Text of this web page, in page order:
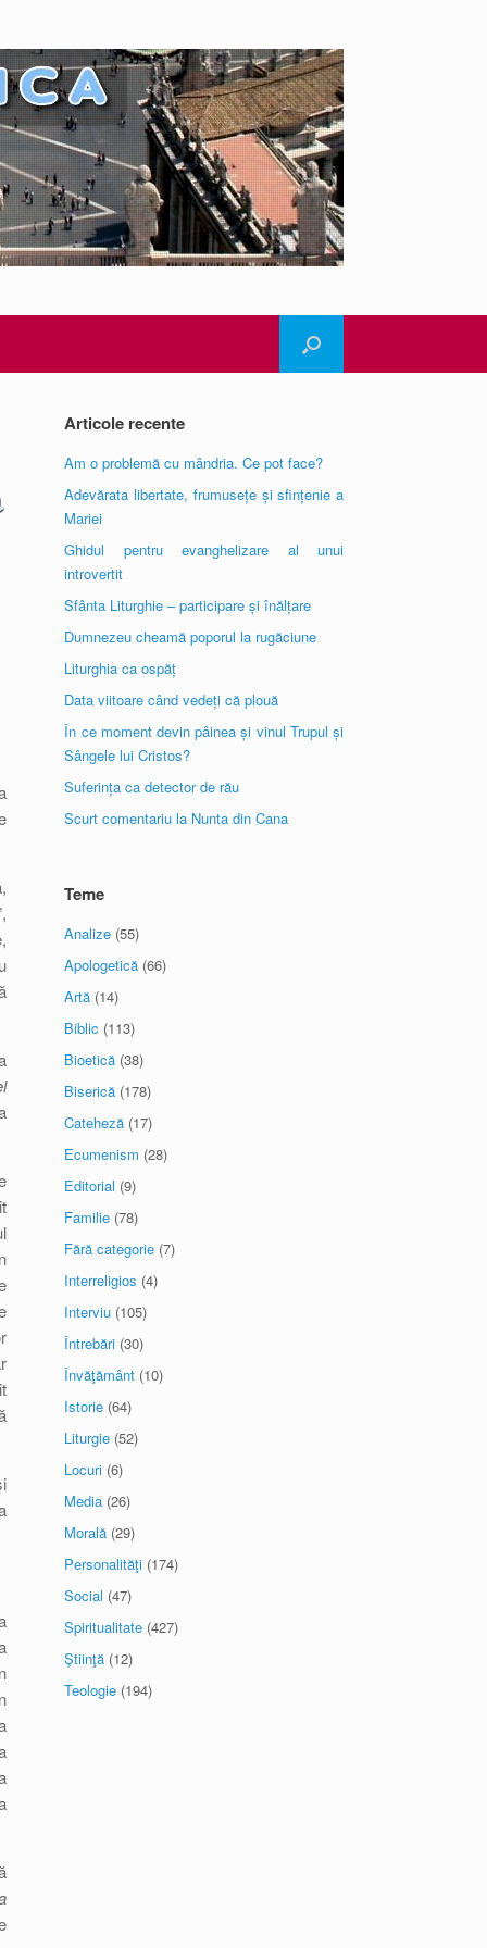
Articole recente
Am o problemă cu mândria. Ce pot face?
Adevărata libertate, frumusețe și sfințenie a
Mariei
Ghidul pentru evanghelizare al unui
introvertit
Sfânta Liturghie – participare și înălțare
Dumnezeu cheamă poporul la rugăciune
Liturghia ca ospăț
Data viitoare când vedeți că plouă
În ce moment devin pâinea și vinul Trupul și
Sângele lui Cristos?
Suferința ca detector de rău
Scurt comentariu la Nunta din Cana
Teme
Analize (55)
Apologetică (66)
Artă (14)
Biblic (113)
Bioetică (38)
Biserică (178)
Cateheză (17)
Ecumenism (28)
Editorial (9)
Familie (78)
Fără categorie (7)
Interreligios (4)
Interviu (105)
Întrebări (30)
Învăţământ (10)
Istorie (64)
Liturgie (52)
Locuri (6)
Media (26)
Morală (29)
Personalităţi (174)
Social (47)
Spiritualitate (427)
Ştiinţă (12)
Teologie (194)